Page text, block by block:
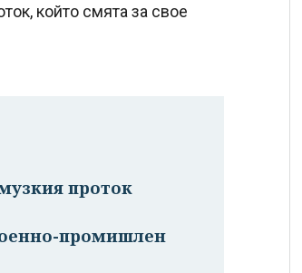
който смята за свое
проток
промишлен